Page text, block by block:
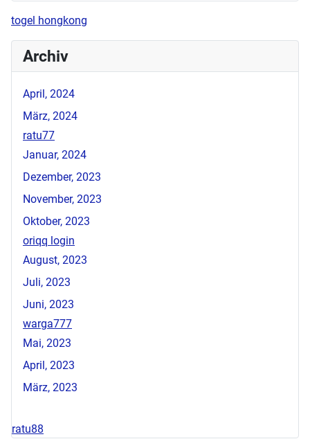
togel hongkong
Archiv
April, 2024
März, 2024
ratu77
Januar, 2024
Dezember, 2023
November, 2023
Oktober, 2023
oriqq login
August, 2023
Juli, 2023
Juni, 2023
warga777
Mai, 2023
April, 2023
März, 2023
ratu88